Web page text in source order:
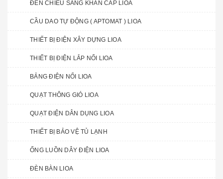
ĐÈN CHIẾU SÁNG KHẨN CẤP LIOA
CẦU DAO TỰ ĐỘNG ( APTOMAT ) LIOA
THIẾT BỊ ĐIỆN XÂY DỰNG LIOA
THIẾT BỊ ĐIỆN LẮP NỔI LIOA
BẢNG ĐIỆN NỔI LIOA
QUẠT THÔNG GIÓ LIOA
QUẠT ĐIỆN DÂN DỤNG LIOA
THIẾT BỊ BẢO VỆ TỦ LẠNH
ỐNG LUỒN DÂY ĐIỆN LIOA
ĐÈN BÀN LIOA